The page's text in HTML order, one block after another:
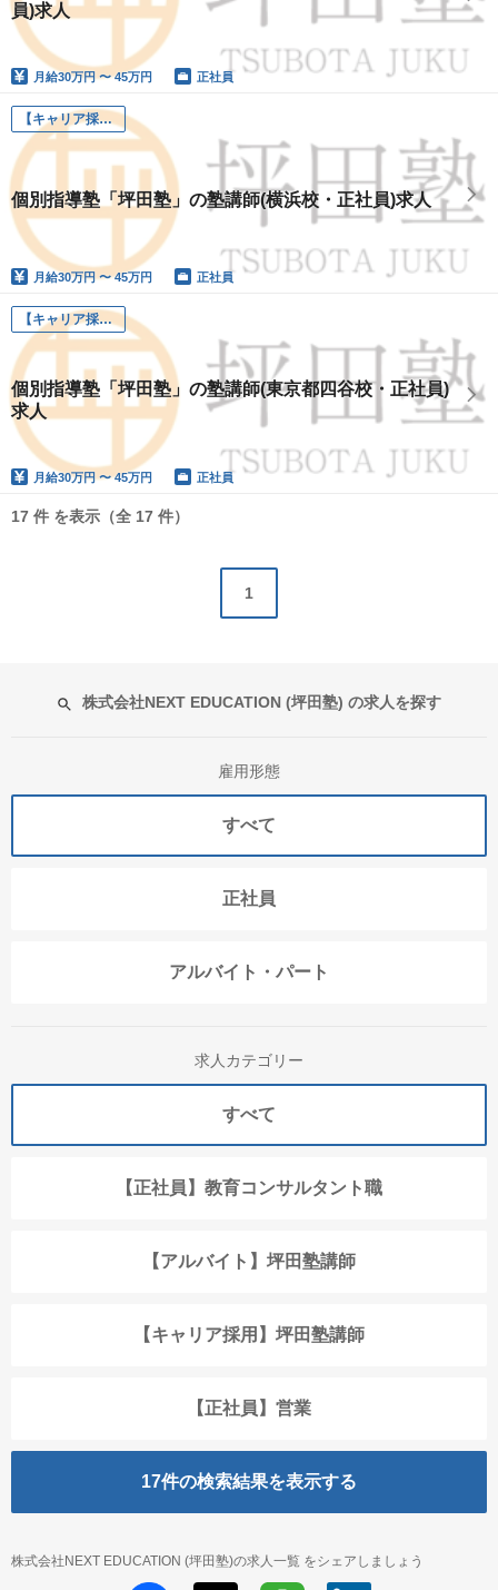
員)求人
月給30万円 〜 45万円 正社員
【キャリア採用】坪田塾講師
個別指導塾「坪田塾」の塾講師(横浜校・正社員)求人
月給30万円 〜 45万円 正社員
【キャリア採用】坪田塾講師
個別指導塾「坪田塾」の塾講師(東京都四谷校・正社員)
求人
月給30万円 〜 45万円 正社員
17 件 を表示（全 17 件）
1
株式会社NEXT EDUCATION (坪田塾) の求人を探す
雇用形態
すべて
正社員
アルバイト・パート
求人カテゴリー
すべて
【正社員】教育コンサルタント職
【アルバイト】坪田塾講師
【キャリア採用】坪田塾講師
【正社員】営業
17件の検索結果を表示する
株式会社NEXT EDUCATION (坪田塾)の求人一覧 をシェアしましょう